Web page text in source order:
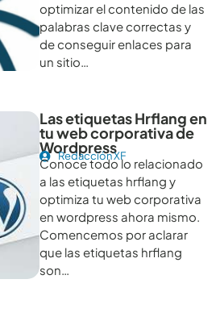
optimizar el contenido de las
palabras clave correctas y
de conseguir enlaces para
un sitio…
Las etiquetas Hrflang en
tu web corporativa de
Wordpress
Redacción XF
Conoce todo lo relacionado
a las etiquetas hrflang y
optimiza tu web corporativa
en wordpress ahora mismo.
Comencemos por aclarar
que las etiquetas hrflang
son…